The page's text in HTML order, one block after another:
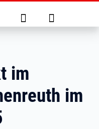
Suche Anmelden
im
im